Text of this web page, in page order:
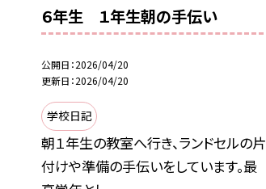
６年生 １年生朝の手伝い
公開日 2026/04/20
更新日 2026/04/20
学校日記
朝１年生の教室へ行き、ランドセルの片
付けや準備の手伝いをしています。最